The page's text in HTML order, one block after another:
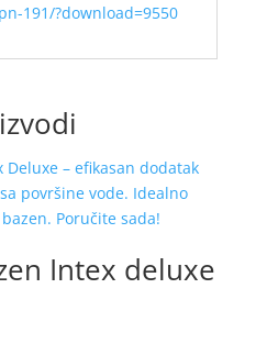
191/?download=9550
Intex deluxe